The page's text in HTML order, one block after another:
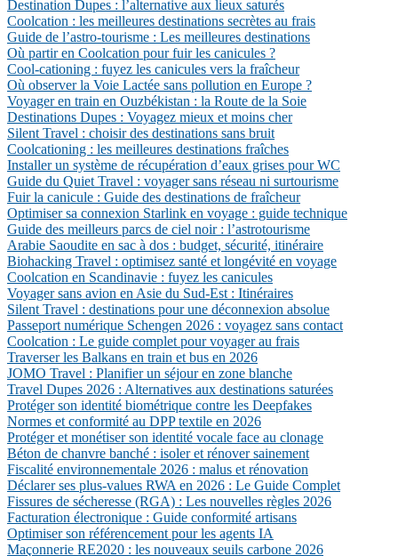
Destination Dupes : l’alternative aux lieux saturés
Coolcation : les meilleures destinations secrètes au frais
Guide de l’astro-tourisme : Les meilleures destinations
Où partir en Coolcation pour fuir les canicules ?
Cool-cationing : fuyez les canicules vers la fraîcheur
Où observer la Voie Lactée sans pollution en Europe ?
Voyager en train en Ouzbékistan : la Route de la Soie
Destinations Dupes : Voyagez mieux et moins cher
Silent Travel : choisir des destinations sans bruit
Coolcationing : les meilleures destinations fraîches
Installer un système de récupération d’eaux grises pour WC
Guide du Quiet Travel : voyager sans réseau ni surtourisme
Fuir la canicule : Guide des destinations de fraîcheur
Optimiser sa connexion Starlink en voyage : guide technique
Guide des meilleurs parcs de ciel noir : l’astrotourisme
Arabie Saoudite en sac à dos : budget, sécurité, itinéraire
Biohacking Travel : optimisez santé et longévité en voyage
Coolcation en Scandinavie : fuyez les canicules
Voyager sans avion en Asie du Sud-Est : Itinéraires
Silent Travel : destinations pour une déconnexion absolue
Passeport numérique Schengen 2026 : voyagez sans contact
Coolcation : Le guide complet pour voyager au frais
Traverser les Balkans en train et bus en 2026
JOMO Travel : Planifier un séjour en zone blanche
Travel Dupes 2026 : Alternatives aux destinations saturées
Protéger son identité biométrique contre les Deepfakes
Normes et conformité au DPP textile en 2026
Protéger et monétiser son identité vocale face au clonage
Béton de chanvre banché : isoler et rénover sainement
Fiscalité environnementale 2026 : malus et rénovation
Déclarer ses plus-values RWA en 2026 : Le Guide Complet
Fissures de sécheresse (RGA) : Les nouvelles règles 2026
Facturation électronique : Guide conformité artisans
Optimiser son référencement pour les agents IA
Maçonnerie RE2020 : les nouveaux seuils carbone 2026